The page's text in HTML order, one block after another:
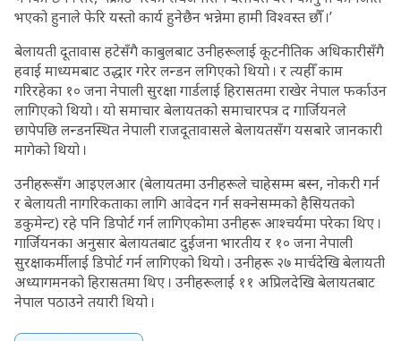
भएको हुनाले फेरि यस्तो कार्य हुनेछैन भन्नेमा हामी विश्वस्त छौँ ।’
बेलायती दूतावास हटेसँगै काबुलबाट उनीहरूलाई कूटनीतिक अधिकारीसँगै
हवाई माध्यमबाट उद्धार गरेर लन्डन लगिएको थियो । र त्यहीँ काम
गरिरहेका १० जना नेपाली सुरक्षा गार्डलाई हिरासतमा राखेर नेपाल फर्काउन
लागिएको थियो । यो समाचार बेलायतको समाचारपत्र द गार्जियनले
छापेपछि लन्डनस्थित नेपाली राजदूतावासले बेलायतसँग यसबारे जानकारी
मागेको थियो ।
उनीहरूसँग आइएलआर (बेलायतमा उनीहरूले चाहेसम्म बस्न, नोकरी गर्न
र बेलायती नागरिकताका लागि आवेदन गर्न सक्नेसम्मको हैसियतको
डकुमेन्ट) रहे पनि डिपोर्ट गर्न लागिएकोमा उनीहरू आश्चर्यमा परेका थिए ।
गार्जियनका अनुसार बेलायतबाट दुईजना भारतीय र १० जना नेपाली
सुरक्षाकर्मीलाई डिपोर्ट गर्न लागिएको थियो । उनीहरू २७ मार्चदेखि बेलायती
अध्यागमनको हिरासतमा थिए । उनीहरूलाई ११ अप्रिलदेखि बेलायतबाट
नेपाल पठाउने तयारी थियो ।